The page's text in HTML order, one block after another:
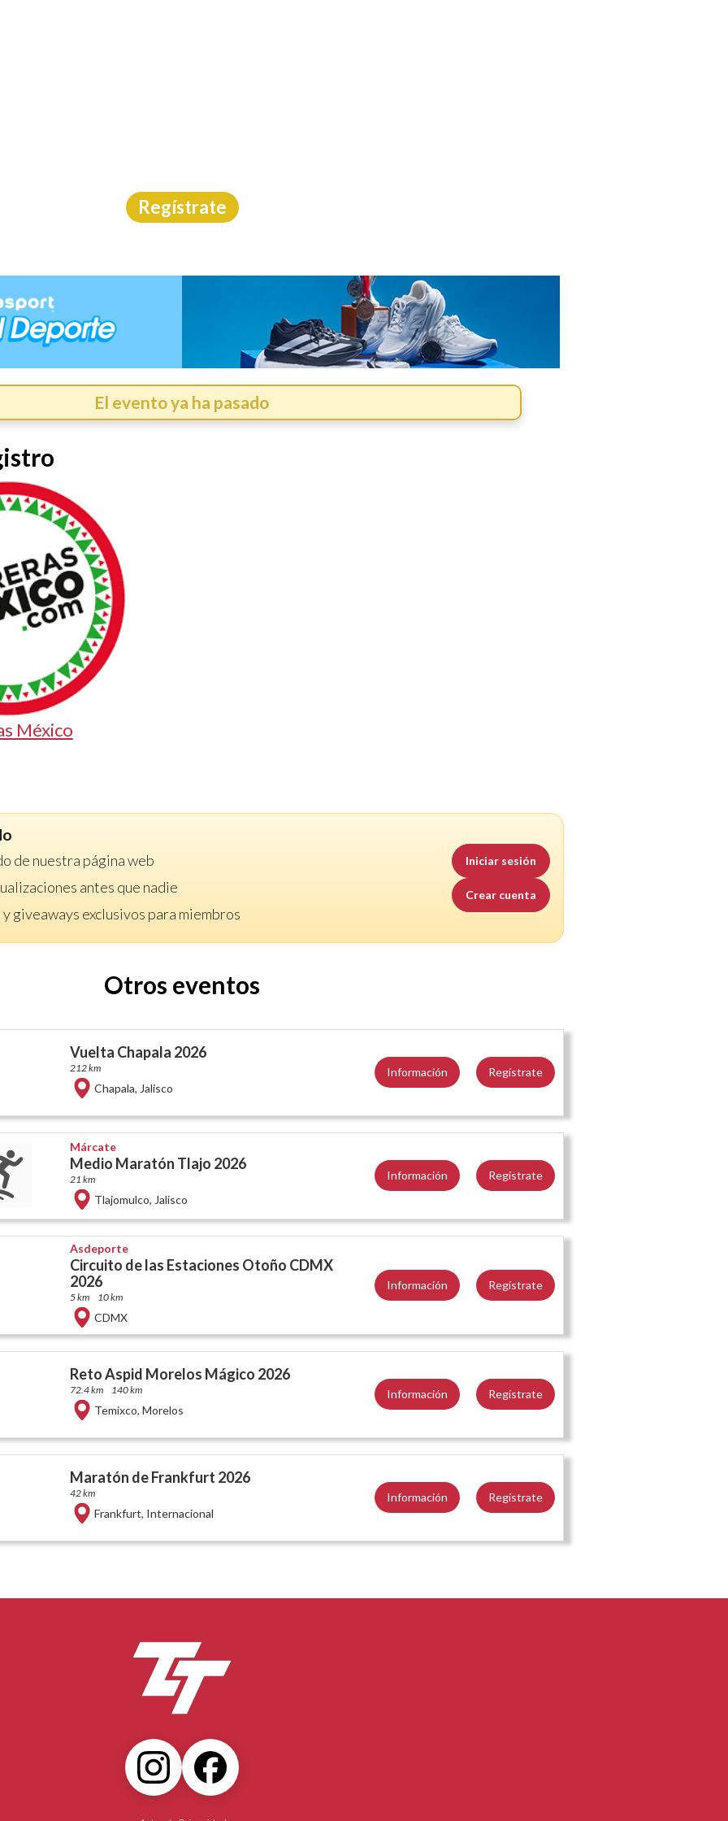
Regístrate
El evento ya ha pasado
México
de nuestra página web
antes que nadie
giveaways exclusivos para miembros
Iniciar sesión
Crear cuenta
Otros eventos
Vuelta Chapala 2026
212 km
Chapala, Jalisco
Información Regístrate
Márcate
Medio Maratón Tlajo 2026
21 km
Tlajomulco, Jalisco
Información Regístrate
Asdeporte
Circuito de las Estaciones Otoño CDMX
2026
5 km 10 km
CDMX
Información Regístrate
Reto Aspid Morelos Mágico 2026
72.4 km 140 km
Temixco, Morelos
Información Regístrate
Maratón de Frankfurt 2026
42 km
Frankfurt, Internacional
Información Regístrate